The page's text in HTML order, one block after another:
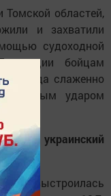
областей,
и захватили
судоходной
рации бойцам
Команда слаженно
точным ударом
мм украинский
выстроилась